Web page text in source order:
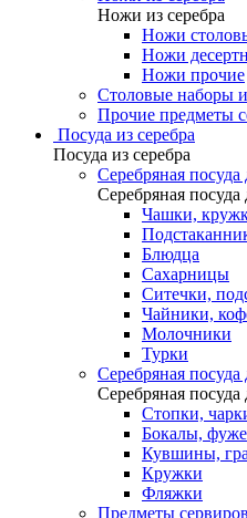
Ножи из серебра
Ножи
Ножи
Ножи прочие
Столовые наборы
Прочие предметы
Посуда из серебра
Посуда из серебра
Серебряная посуда
Серебряная посуда
Чашки,
Блюдца
Сахарницы
Ситечки,
Чайники,
Молочники
Турки
Серебряная
Серебряная
Стопки,
Бокалы,
Кувшины,
Кружки
Фляжки
Предметы